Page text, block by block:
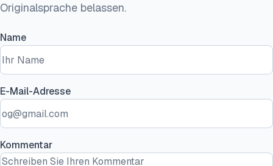
Originalsprache belassen.
Name
E-Mail-Adresse
Kommentar